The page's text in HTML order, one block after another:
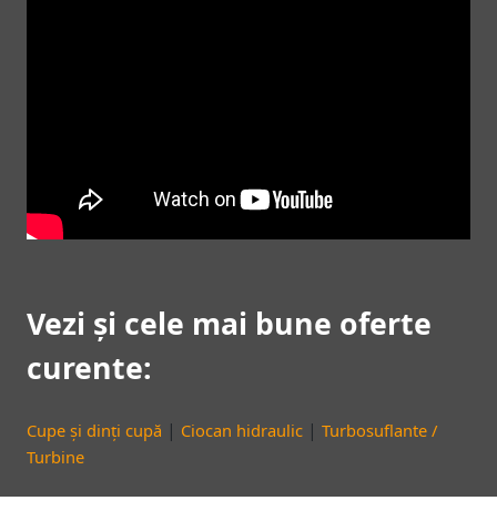
Vezi și cele mai bune oferte
curente:
Cupe și dinți cupă | Ciocan hidraulic | Turbosuflante /
Turbine